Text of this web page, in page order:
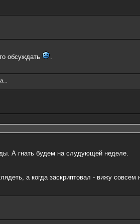
обсуждать
А гнать будем на слудующей неделе.
а когда заскриптовал - вижу